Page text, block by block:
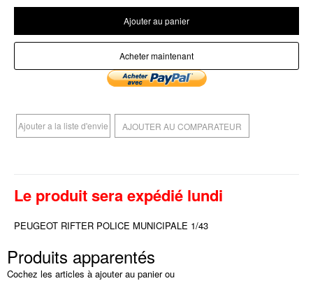
Ajouter au panier
Acheter maintenant
Ajouter a la liste d'envie AJOUTER AU COMPARATEUR
Le produit sera expédié lundi
PEUGEOT RIFTER POLICE MUNICIPALE 1/43
Produits apparentés
Cochez les articles à ajouter au panier ou